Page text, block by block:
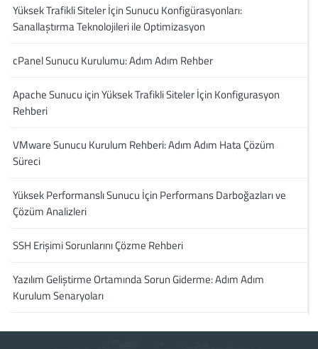
Yüksek Trafikli Siteler İçin Sunucu Konfigürasyonları:
Sanallaştırma Teknolojileri ile Optimizasyon
cPanel Sunucu Kurulumu: Adım Adım Rehber
Apache Sunucu için Yüksek Trafikli Siteler İçin Konfigurasyon
Rehberi
VMware Sunucu Kurulum Rehberi: Adım Adım Hata Çözüm
Süreci
Yüksek Performanslı Sunucu İçin Performans Darboğazları ve
Çözüm Analizleri
SSH Erişimi Sorunlarını Çözme Rehberi
Yazılım Geliştirme Ortamında Sorun Giderme: Adım Adım
Kurulum Senaryoları